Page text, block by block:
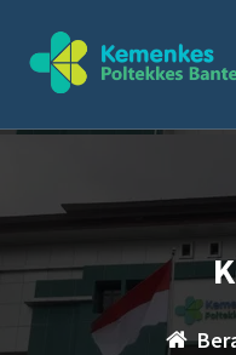
konten